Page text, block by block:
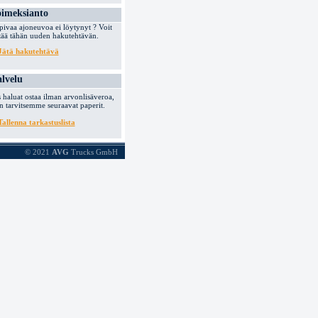
ajoneuvoa ei löytynyt ? Voit
tähän uuden hakutehtävän.
hakutehtävä
haluat ostaa ilman arvonlisäveroa,
tarvitsemme seuraavat paperit.
tarkastuslista
© 2021 AVG Trucks GmbH